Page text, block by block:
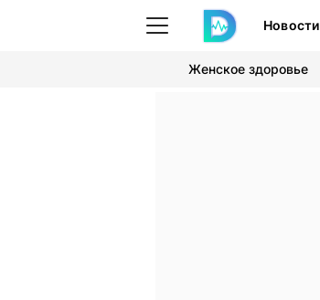
Новости
Женское здоровье